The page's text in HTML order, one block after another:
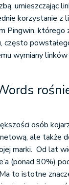
umieszczając
korzystanie z
Pingwin, którego
często
wymiany linków
osób
ale także
marki. Od lat
(ponad 90%)
to istotne